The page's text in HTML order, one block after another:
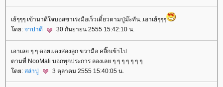
เย้ๆๆๆ เข้ามาดีใจบอสขาเร่งมือเร็วเดี๋ยวตามปู่ม๊ะทัน..เอาเย้ๆๆๆ
ดย: จาปาตี 30 กันยายน 2555 15:42:10 น.
เอาเลย ๆ ๆ ดอยแดงสองลูก ขวามือ คลิ๊กเข้าไป
ตามที่ NooMali บอกทุกประการ ลองเลย ๆ ๆ ๆ ๆ ๆ ๆ ๆ
ดย: สล่าปู่ 3 ตุลาคม 2555 15:40:05 น.